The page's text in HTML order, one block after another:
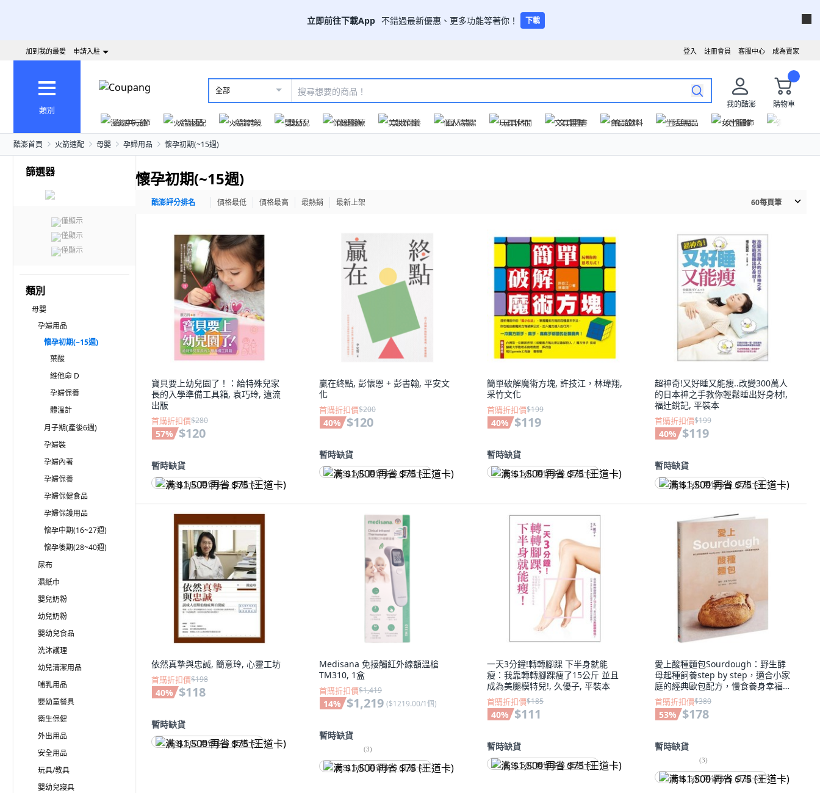
立即前往下載App 不錯過最新優惠、更多功能等著你！ 下載
成為賣家
客服中心
註冊會員
登入
加到我的最愛 申請入駐
類別
全部
我的酷澎
購物車
澎派中元節
火箭速配 火箭跨境 嬰幼兒 保健醫療 美妝保養 個人清潔 玩具休閒 文具圖書 食品飲料 生活用品 女性服飾
酷澎首頁 火箭速配 母嬰 孕婦用品 懷孕初期(~15週)
篩選器
僅顯示
僅顯示
僅顯示
類別
母嬰
孕婦用品
懷孕初期(~15週)
葉酸
維他命 D
孕婦保養
體溫計
月子期(產後6週)
孕婦裝
孕婦內著
孕婦保養
孕婦保健食品
孕婦保護用品
懷孕中期(16~27週)
懷孕後期(28~40週)
尿布
濕紙巾
嬰兒奶粉
幼兒奶粉
嬰幼兒食品
洗沐護理
幼兒清潔用品
哺乳用品
嬰幼童餐具
衛生保健
外出用品
安全用品
玩具/教具
嬰幼兒寢具
懷孕初期(~15週)
酷澎評分排名 價格最低 價格最高 最熱銷 最新上架 60每頁筆
寶貝要上幼兒園了！：給特殊兒家
長的入學準備工具箱, 袁巧玲, 遠流
出版
首購折扣價$280
57% $120
暫時缺貨
满 $1,500 再省 $75 (王道卡)
贏在終點, 彭懷恩 + 彭書翰, 平安文
化
首購折扣價$200
40% $120
暫時缺貨
满 $1,500 再省 $75 (王道卡)
簡單破解魔術方塊, 許技江，林瑋翔,
采竹文化
首購折扣價$199
40% $119
暫時缺貨
满 $1,500 再省 $75 (王道卡)
超神奇!又好睡又能瘦..改變300萬人
的日本神之手教你輕鬆睡出好身材!,
福辻銳記, 平裝本
首購折扣價$199
40% $119
暫時缺貨
满 $1,500 再省 $75 (王道卡)
依然真摯與忠誠, 簡意玲, 心靈工坊
首購折扣價$198
40% $118
暫時缺貨
满 $1,500 再省 $75 (王道卡)
Medisana 免接觸紅外線額溫槍
TM310, 1盒
首購折扣價$1,419
14% $1,219 ($1219.00/1個)
暫時缺貨
(3)
满 $1,500 再省 $75 (王道卡)
一天3分鐘!轉轉腳踝 下半身就能
瘦：我靠轉轉腳踝瘦了15公斤 並且
成為美腿模特兒!, 久優子, 平裝本
首購折扣價$185
40% $111
暫時缺貨
满 $1,500 再省 $75 (王道卡)
愛上酸種麵包Sourdough：野生酵
母起種飼養step by step，適合小家
庭的經典歐包配方，慢食養身幸福
指南, 羅利.艾倫, 積木文化
首購折扣價$380
53% $178
暫時缺貨
(3)
满 $1,500 再省 $75 (王道卡)